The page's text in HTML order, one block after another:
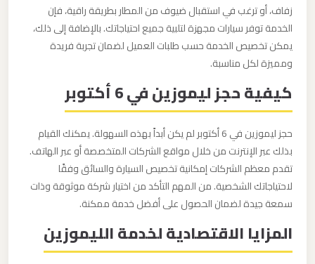
زفاف، أو ترغب في استقبال ضيوف من المطار بطريقة راقية، فإن
الخدمة توفر سيارات مجهزة لتلبية جميع احتياجاتك. بالإضافة إلى ذلك،
يمكن تخصيص الخدمة حسب طلبات العميل لضمان تجربة فريدة
ومميزة لكل مناسبة.
كيفية حجز ليموزين في 6 أكتوبر
حجز ليموزين في 6 أكتوبر لم يكن أبداً بهذه السهولة. يمكنك القيام
بذلك عبر الإنترنت من خلال مواقع الشركات المتخصصة أو عبر الهاتف.
تقدم معظم الشركات إمكانية تخصيص السيارة والسائق وفقًا
لاحتياجاتك الشخصية. من المهم التأكد من اختيار شركة موثوقة وذات
سمعة جيدة لضمان الحصول على أفضل خدمة ممكنة.
المزايا الاقتصادية لخدمة الليموزين
العرب
ليموزين
الاسكندرية
القاهرة
ليموزين